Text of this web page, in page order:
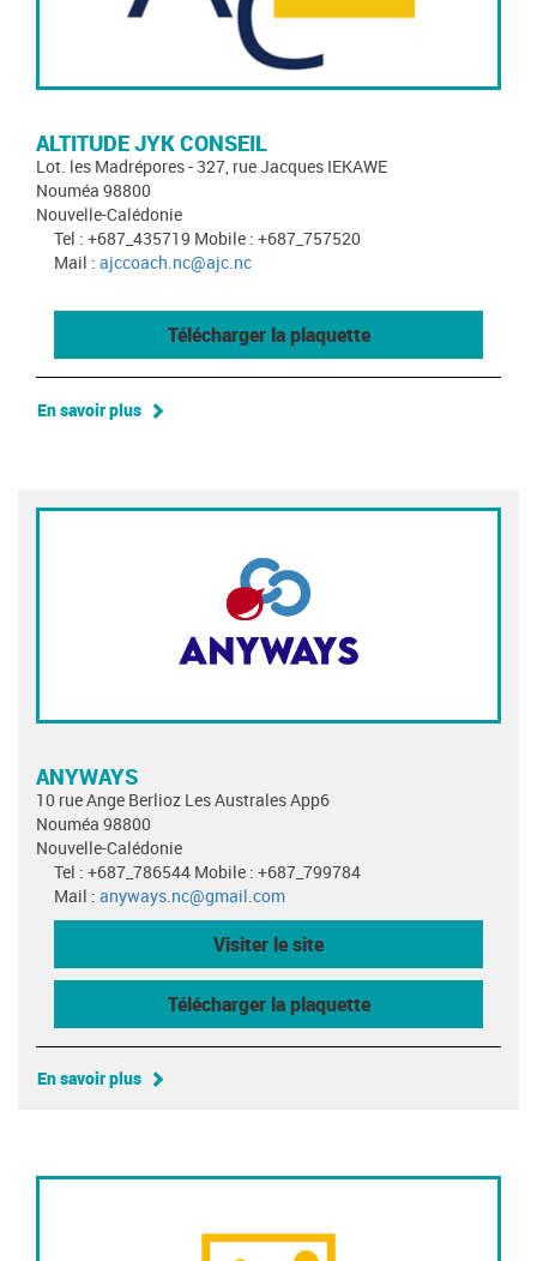
ALTITUDE JYK CONSEIL
Lot. les Madrépores - 327, rue Jacques IEKAWE
Nouméa 98800
Nouvelle-Calédonie
Tel : +687_435719 Mobile : +687_757520
Mail : ajccoach.nc@ajc.nc
Télécharger la plaquette
En savoir plus
ANYWAYS
10 rue Ange Berlioz Les Australes App6
Nouméa 98800
Nouvelle-Calédonie
Tel : +687_786544 Mobile : +687_799784
Mail : anyways.nc@gmail.com
Visiter le site
Télécharger la plaquette
En savoir plus